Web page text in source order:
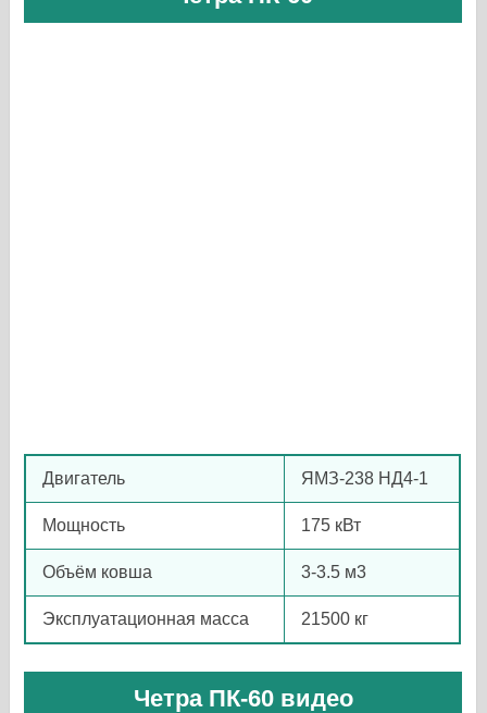
Двигатель ЯМЗ-238 НД4-1
Мощность 175 кВт
Объём ковша 3-3.5 м3
Эксплуатационная масса 21500 кг
Четра ПК-60 видео